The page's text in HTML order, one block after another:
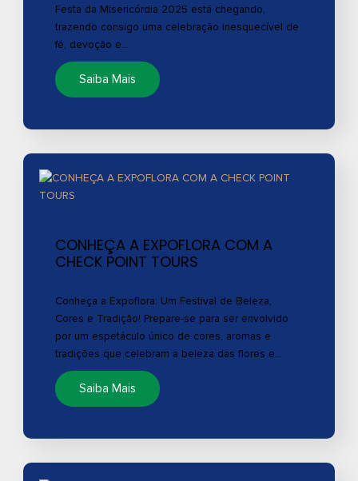
Festa da Misericórdia 2025 está chegando,
trazendo consigo uma celebração inesquecível de
fé, devoção e…
Saiba Mais
CONHEÇA A EXPOFLORA COM A
CHECK POINT TOURS
Conheça a Expoflora: Um Festival de Beleza,
Cores e Tradição! Prepare-se para ser envolvido
por um espetáculo único de cores, aromas e
tradições que celebram a beleza das flores e…
Saiba Mais